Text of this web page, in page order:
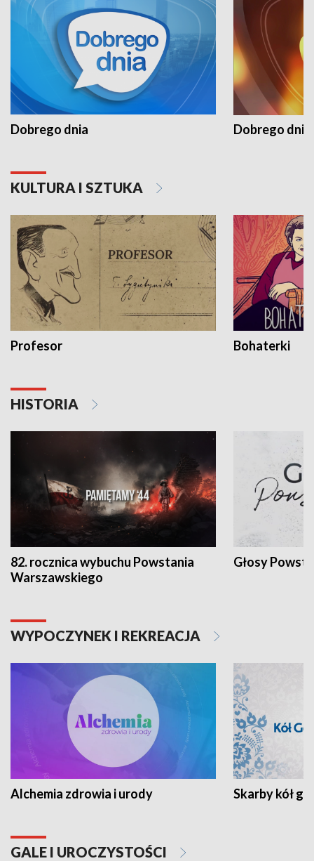
Dobrego dnia Dobrego dnia
KULTURA I SZTUKA
Profesor Bohaterki
HISTORIA
82. rocznica wybuchu Powstania
Warszawskiego
Głosy
WYPOCZYNEK I REKREACJA
Alchemia zdrowia i urody Skarby kół
GALE I UROCZYSTOŚCI